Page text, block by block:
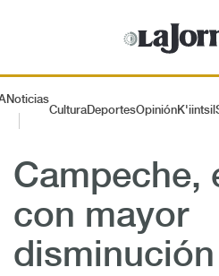
Noticias
CulturaDeportesOpiniónK'iintsil
Campeche,
con mayor